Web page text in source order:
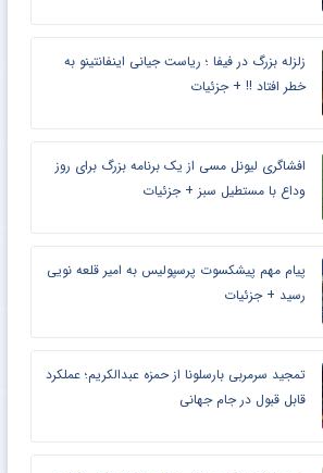
زلزله بزرگ در فیفا ؛ ریاست جیانی اینفانتینو به
خطر افتاد !! + جزئیات
افشاگری لیونل مسی از یک برنامه بزرگ برای روز
وداع با مستطیل سبز + جزئیات
پیام مهم پیشکسوت پرسپولیس به امیر قلعه نویی
رسید + جزئیات
تمجید سرمربی بارسلونا از حمزه عبدالکریم؛ عملکرد
قابل قبول در جام جهانی